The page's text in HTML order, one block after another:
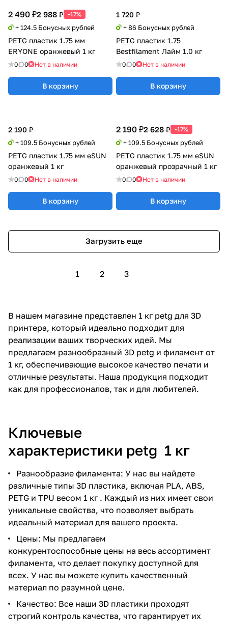
2 490 ₽2 988 ₽ -17%
+ 124.5 Бонусных рублей
PETG пластик 1.75 мм
ERYONE оранжевый 1 кг
0 0 Нет в наличии
В корзину
1 720 ₽
+ 86 Бонусных рублей
PETG пластик 1.75
Bestfilament Лайм 1.0 кг
0 0 Нет в наличии
В корзину
2 190 ₽
+ 109.5 Бонусных рублей
PETG пластик 1.75 мм eSUN
оранжевый 1 кг
0 0 Нет в наличии
В корзину
2 190 ₽2 628 ₽ -17%
+ 109.5 Бонусных рублей
PETG пластик 1.75 мм eSUN
оранжевый прозрачный 1 кг
0 0 Нет в наличии
В корзину
Загрузить еще
1 2 3
В нашем магазине представлен 1 кг petg для 3D
принтера, который идеально подходит для
реализации ваших творческих идей. Мы
предлагаем разнообразный 3D petg и филамент от
1 кг, обеспечивающие высокое качество печати и
отличные результаты. Наша продукция подходит
как для профессионалов, так и для любителей.
Ключевые
характеристики petg 1 кг
Разнообразие филамента: У нас вы найдете
различные типы 3D пластика, включая PLA, ABS,
PETG и TPU весом 1 кг . Каждый из них имеет свои
уникальные свойства, что позволяет выбрать
идеальный материал для вашего проекта.
Цены: Мы предлагаем
конкурентоспособные цены на весь ассортимент
филамента, что делает покупку доступной для
всех. У нас вы можете купить качественный
материал по разумной цене.
Качество: Все наши 3D пластики проходят
строгий контроль качества, что гарантирует их